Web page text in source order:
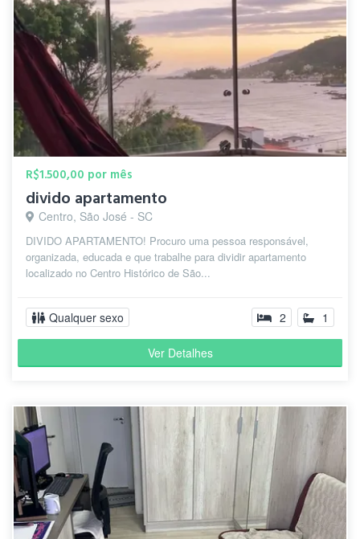
R$1.500,00 por mês
divido apartamento
Centro, São José - SC
DIVIDO APARTAMENTO! Procuro uma pessoa responsável,
organizada, educada e que trabalhe para dividir apartamento
localizado no Centro Histórico de São...
Qualquer sexo 2 1
Ver Detalhes